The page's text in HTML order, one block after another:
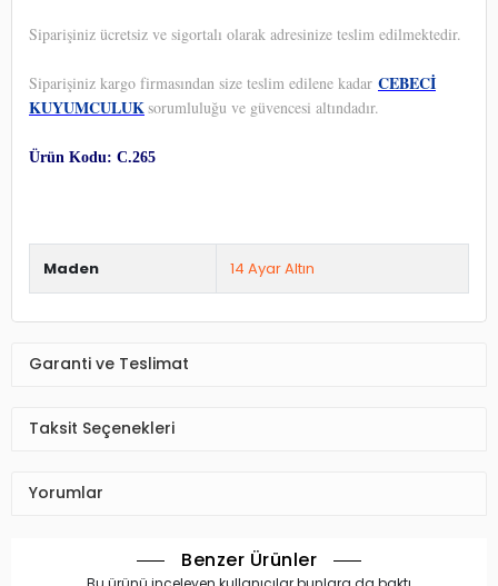
Siparişiniz ücretsiz ve sigortalı olarak adresinize teslim edilmektedir.
Siparişiniz kargo firmasından size teslim edilene kadar CEBECİ
KUYUMCULUKsorumluluğu ve güvencesi altındadır.
Ürün Kodu: C.265
Maden 14 Ayar Altın
Garanti ve Teslimat
Taksit Seçenekleri
Yorumlar
Benzer Ürünler